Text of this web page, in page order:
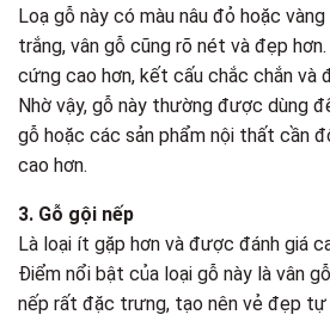
Loạ gỗ này có màu nâu đỏ hoặc
trắng, vân gỗ cũng rõ nét và đẹp
cứng cao hơn, kết cấu chắc chắn
Nhờ vậy, gỗ này thường được dùng
gỗ hoặc các sản phẩm nội thất cần
cao hơn.
3. Gỗ gội nếp
Là loại ít gặp hơn và được đánh giá
Điểm nổi bật của loại gỗ này là vân
nếp rất đặc trưng, tạo nên vẻ đẹp tự